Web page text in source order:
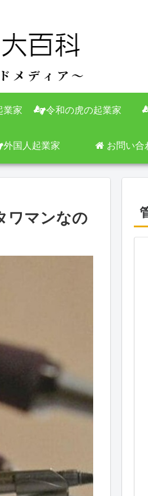
業家 令和の虎の起業家
外国人起業家 お問い合
ワマンなの